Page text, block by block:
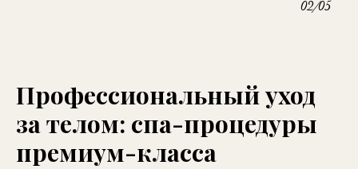
02/05
Профессиональный уход
за телом: спа-процедуры
премиум-класса